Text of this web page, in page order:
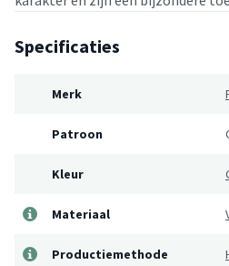
Specificaties
Merk
Patroon
Kleur
Materiaal
Productiemethode